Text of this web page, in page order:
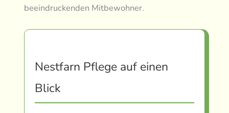
beeindruckenden Mitbewohner.
Nestfarn Pflege auf einen
Blick